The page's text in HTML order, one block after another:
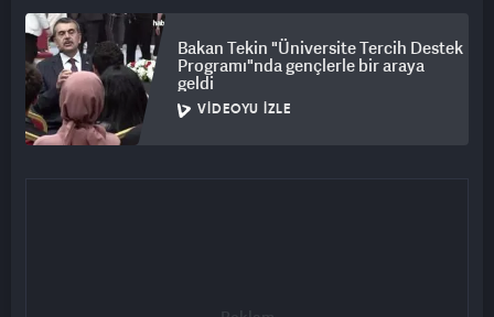
Bakan Tekin "Üniversite Tercih Destek
Programı"nda gençlerle bir araya
geldi
VIDEOYU İZLE